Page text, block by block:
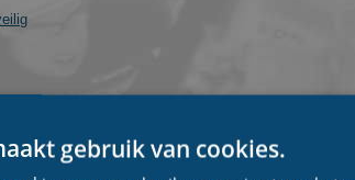
gebruik van cookies.